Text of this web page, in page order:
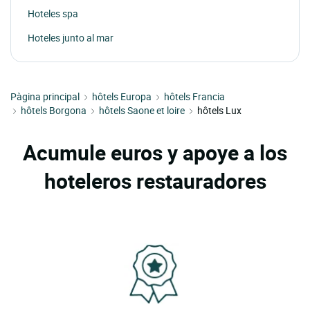
Hoteles spa
Hoteles junto al mar
Pàgina principal hôtels Europa
hôtels Francia
hôtels Borgona
hôtels Saone et loire hôtels Lux
Acumule euros y apoye a los
hoteleros restauradores